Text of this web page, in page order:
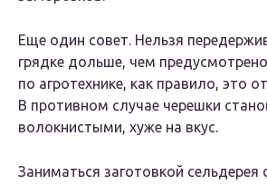
Еще один совет. Нельзя
грядке дольше, чем
по агротехнике, как правило, это
В противном случае черешки
волокнистыми, хуже на вкус.
Заниматься заготовкой сельдерея